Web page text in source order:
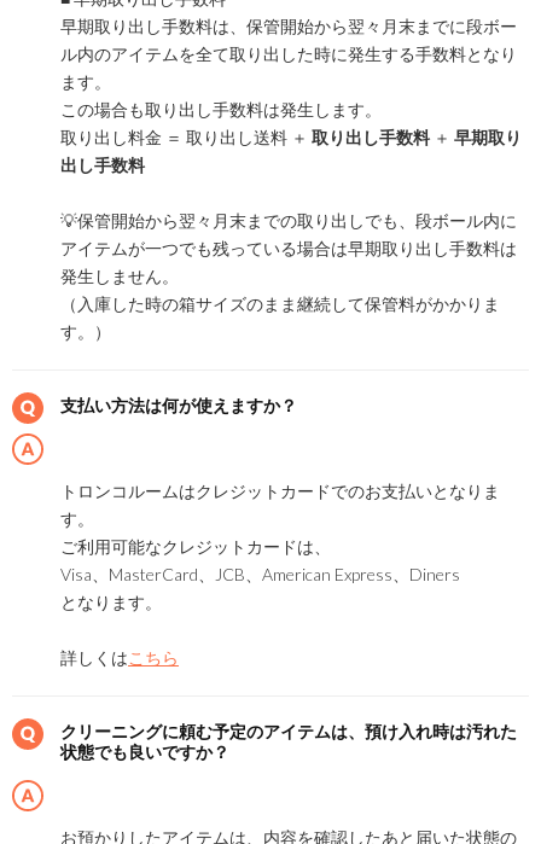
早期取り出し手数料は、保管開始から翌々月末までに段ボー
ル内のアイテムを全て取り出した時に発生する手数料となり
ます。
この場合も取り出し手数料は発生します。
取り出し料金 ＝ 取り出し送料 ＋ 取り出し手数料 ＋ 早期取り
出し手数料
💡保管開始から翌々月末までの取り出しでも、段ボール内に
アイテムが一つでも残っている場合は早期取り出し手数料は
発生しません。
（入庫した時の箱サイズのまま継続して保管料がかかりま
す。）
支払い方法は何が使えますか？
トロンコルームはクレジットカードでのお支払いとなりま
す。
ご利用可能なクレジットカードは、
Visa、MasterCard、JCB、American Express、Diners
となります。
詳しくはこちら
クリーニングに頼む予定のアイテムは、預け入れ時は汚れた
状態でも良いですか？
お預かりしたアイテムは、内容を確認したあと届いた状態の